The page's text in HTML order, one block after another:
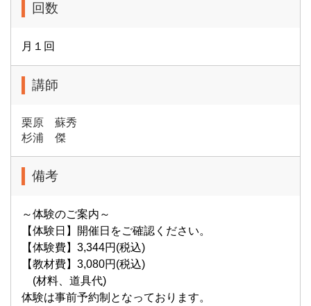
回数
月１回
講師
栗原 蘇秀
杉浦 傑
備考
～体験のご案内～
【体験日】開催日をご確認ください。
【体験費】3,344円(税込)
【教材費】3,080円(税込)
(材料、道具代)
体験は事前予約制となっております。